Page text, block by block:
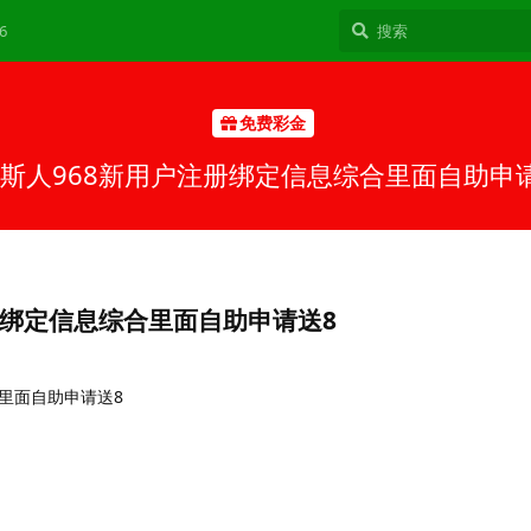
免费彩金
人968新用户注册绑定信息综合里面自助申
定信息综合里面自助申请送8
面自助申请送8